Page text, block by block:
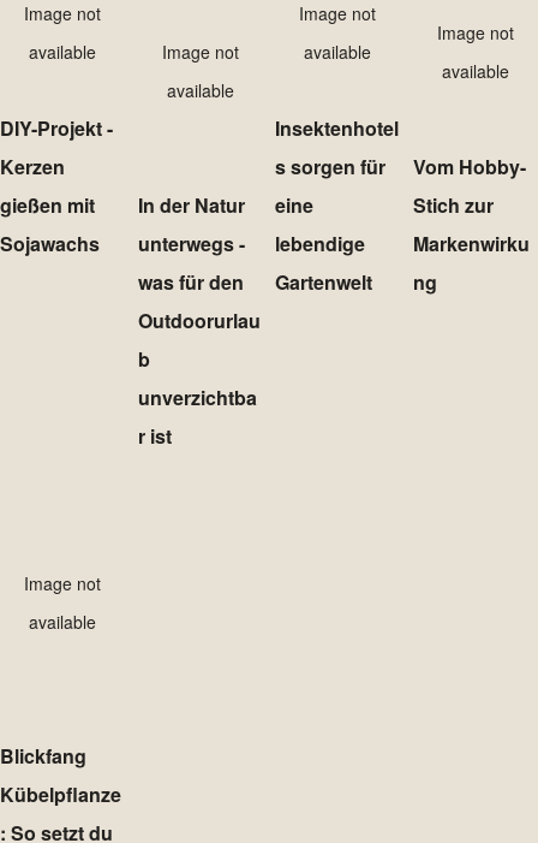
Image not
available
DIY-Projekt -
Kerzen
gießen mit
Sojawachs
Image not
available
In der Natur
unterwegs -
was für den
Outdoorurlau
b
unverzichtba
r ist
Image not
available
Insektenhotel
s sorgen für
eine
lebendige
Gartenwelt
Image not
available
Vom Hobby-
Stich zur
Markenwirku
ng
Image not
available
Blickfang
Kübelpflanze
: So setzt du